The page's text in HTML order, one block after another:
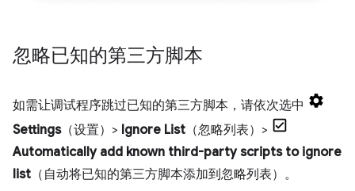
忽略已知的第三方脚本
如需让调试程序跳过已知的第三方脚本，请依次选中
Settings（设置）> Ignore List （忽略列表）>
Automatically add known third-party scripts to ignore
list （自动将已知的第三方脚本添加到忽略列表）。